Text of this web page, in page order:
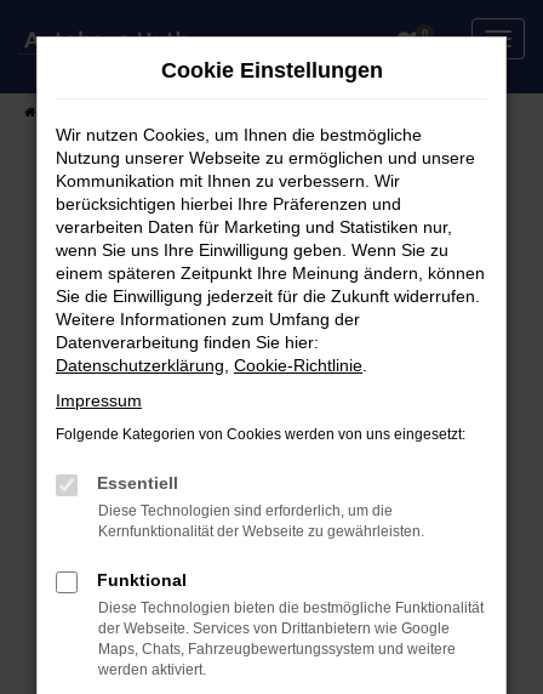
Zum
0
Fehler: Network Error
Beim Laden ist ein Fehler aufgetreten.
Hier sind ein paar Tipps, die dir helfen können:
Überprüfe deine Firewall und deine
Internetverbindung.
Laden andere Webseiten, zum Beispiel deine
Manche Erweiterungen, wie Werbeblocker,
können das Laden bestimmter Seiten
verhindern. Funktioniert die Seite in einem
Fenster?
Starte dein Gerät neu.
Das kann manchmal helfen, vorübergehende
Probleme zu beheben.
Cookie Einstellungen
Wir nutzen Cookies, um Ihnen die bestmögliche
Nutzung unserer Webseite zu ermöglichen und unsere
Kommunikation mit Ihnen zu verbessern. Wir
berücksichtigen hierbei Ihre Präferenzen und
verarbeiten Daten für Marketing und Statistiken nur,
wenn Sie uns Ihre Einwilligung geben. Wenn Sie zu
einem späteren Zeitpunkt Ihre Meinung ändern, können
Sie die Einwilligung jederzeit für die Zukunft widerrufen.
Weitere Informationen zum Umfang der
Datenverarbeitung finden Sie hier:
Datenschutzerklärung Cookie-Richtlinie
Impressum
Folgende Kategorien von Cookies werden von uns eingesetzt:
Essentiell
Diese Technologien sind erforderlich, um die
Kernfunktionalität der Webseite zu gewährleisten.
Funktional
Diese Technologien bieten die bestmögliche Funktionalität
der Webseite. Services von Drittanbietern wie Google
Maps, Chats, Fahrzeugbewertungssystem und weitere
werden aktiviert.